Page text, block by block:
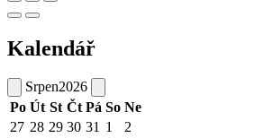
Kalendář
Srpen2026
Po Út St Čt Pá So Ne
27 28 29 30 31 1
2